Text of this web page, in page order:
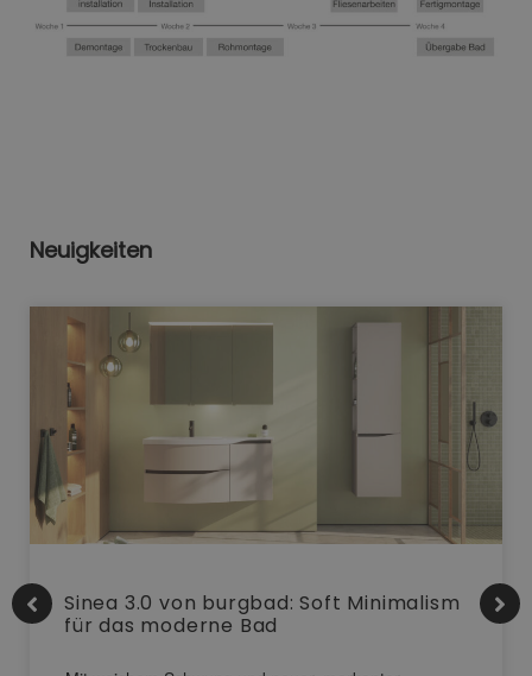
Neuigkeiten
Sinea 3.0 von burgbad: Soft Minimalism
für das moderne Bad